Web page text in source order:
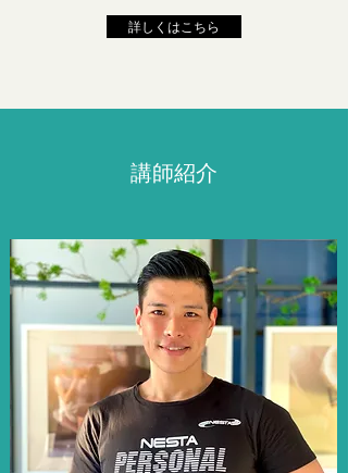
詳しくはこちら
講師紹介